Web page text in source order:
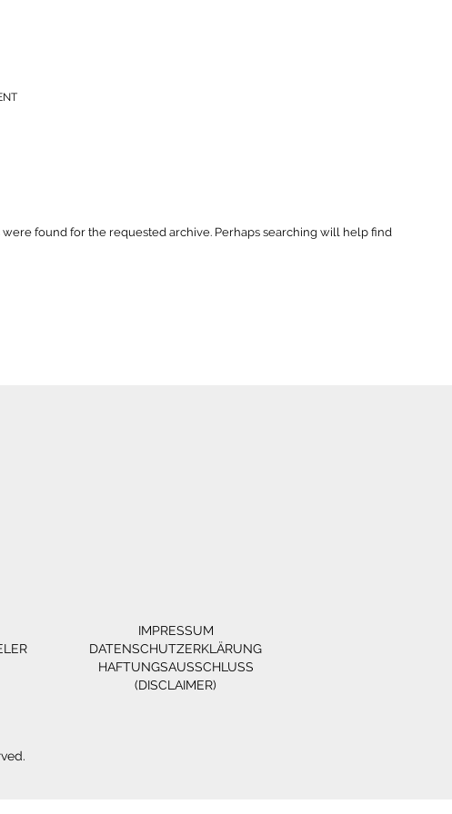
found for the requested archive. Perhaps searching will help find
IMPRESSUM
DATENSCHUTZERKLÄRUNG
HAFTUNGSAUSSCHLUSS
(DISCLAIMER)